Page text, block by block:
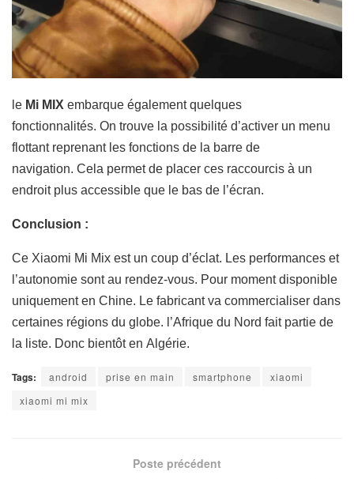
le Mi MIX embarque également quelques
fonctionnalités. On trouve la possibilité d’activer un menu
flottant reprenant les fonctions de la barre de
navigation. Cela permet de placer ces raccourcis à un
endroit plus accessible que le bas de l’écran.
Conclusion :
Ce Xiaomi Mi Mix est un coup d’éclat. Les performances et
l’autonomie sont au rendez-vous. Pour moment disponible
uniquement en Chine. Le fabricant va commercialiser dans
certaines régions du globe. l’Afrique du Nord fait partie de
la liste. Donc bientôt en Algérie.
Tags: android prise en main smartphone
xiaomi
xiaomi mi mix
Poste précédent